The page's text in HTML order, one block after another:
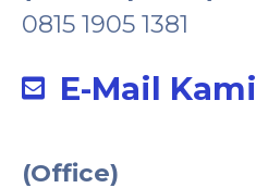
0815 1905 1381
E-Mail Kami
(Office)